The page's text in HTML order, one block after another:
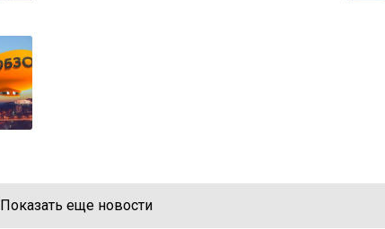
Показать еще новости